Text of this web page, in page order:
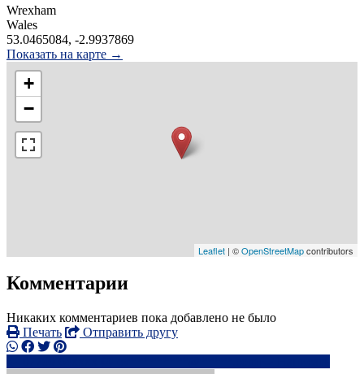
Wrexham
Wales
53.0465084, -2.9937869
Показать на карте →
+
−
Leaflet | ©OpenStreetMapcontributors
Комментарии
Никаких комментариев пока добавлено не было
Печать
Отправить другу